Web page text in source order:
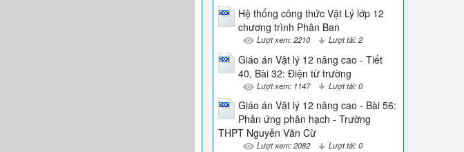
Hệ thống công thức Vật Lý lớp 12
chương trình Phân Ban
Lượt xem: 2210 Lượt tải: 2
Giáo án Vật lý 12 nâng cao - Tiết
40, Bài 32: Điện từ trường
Lượt xem: 1147 Lượt tải: 0
Giáo án Vật lý 12 nâng cao - Bài 56:
Phản ứng phân hạch - Trường
THPT Nguyễn Văn Cừ
Lượt xem: 2082 Lượt tải: 0